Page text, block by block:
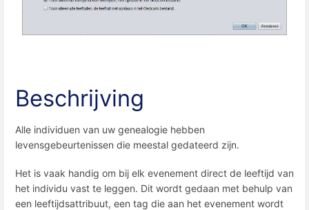
Beschrijving
Alle individuen van uw genealogie hebben
levensgebeurtenissen die meestal gedateerd zijn.
Het is vaak handig om bij elk evenement direct de leeftijd van
het individu vast te leggen. Dit wordt gedaan met behulp van
een leeftijdsattribuut, een tag die aan het evenement wordt